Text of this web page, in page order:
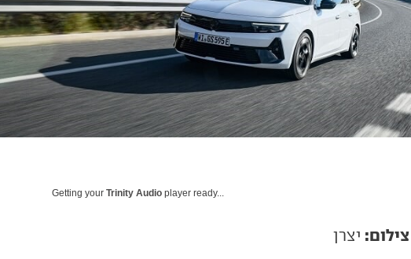
Getting yourTrinity Audio player ready...
צילום: יצרן